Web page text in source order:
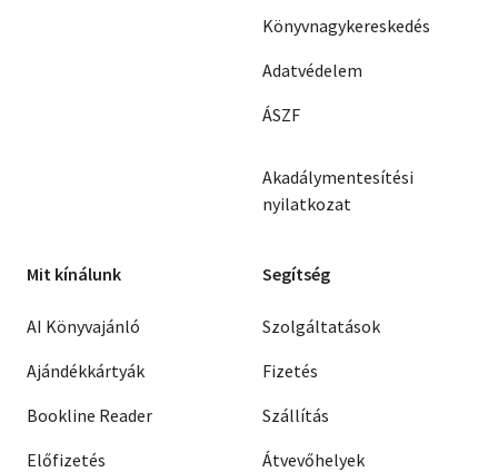
Könyvnagykereskedés
Adatvédelem
ÁSZF
Akadálymentesítési
nyilatkozat
Mit kínálunk
AI Könyvajánló
Ajándékkártyák
Bookline Reader
Előfizetés
Segítség
Szolgáltatások
Fizetés
Szállítás
Átvevőhelyek